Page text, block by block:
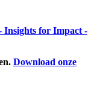
Insights for Impact -
Download onze